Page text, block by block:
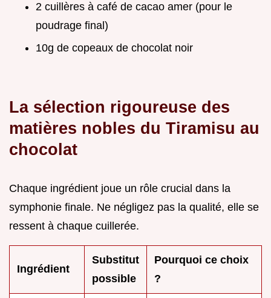
2 cuillères à café de cacao amer (pour le
poudrage final)
10g de copeaux de chocolat noir
La sélection rigoureuse des
matières nobles du Tiramisu au
chocolat
Chaque ingrédient joue un rôle crucial dans la
symphonie finale. Ne négligez pas la qualité, elle se
ressent à chaque cuillerée.
Ingrédient
Substitut
possible
Pourquoi ce choix
?